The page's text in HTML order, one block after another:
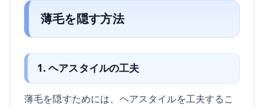
薄毛を隠す方法
1. ヘアスタイルの工夫
薄毛を隠すためには、ヘアスタイルを工夫するこ